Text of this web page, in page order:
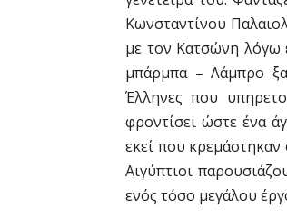
Κωνσταντίνου
με τον Κατσώνη λόγω
μπάρμπα – Λάμπρο
Έλληνες που
φροντίσει ώστε ένα
εκεί που
Αιγύπτιοι
ενός τόσο μεγάλου